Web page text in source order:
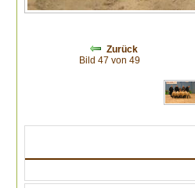
Zurück
Bild 47 von 49